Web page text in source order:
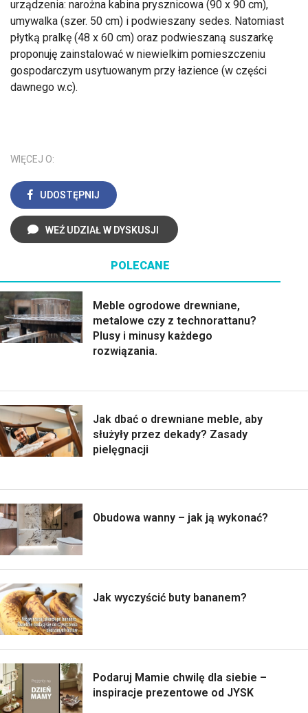
urządzenia: narożna kabina prysznicowa (90 x 90 cm),
umywalka (szer. 50 cm) i podwieszany sedes. Natomiast
płytką pralkę (48 x 60 cm) oraz podwieszaną suszarkę
proponuję zainstalować w niewielkim pomieszczeniu
gospodarczym usytuowanym przy łazience (w części
dawnego w.c).
WIĘCEJ O:
UDOSTĘPNIJ
WEŹ UDZIAŁ W DYSKUSJI
POLECANE
Meble ogrodowe drewniane,
metalowe czy z technorattanu?
Plusy i minusy każdego
rozwiązania.
Jak dbać o drewniane meble, aby
służyły przez dekady? Zasady
pielęgnacji
Obudowa wanny – jak ją wykonać?
Jak wyczyścić buty bananem?
Podaruj Mamie chwilę dla siebie –
inspiracje prezentowe od JYSK